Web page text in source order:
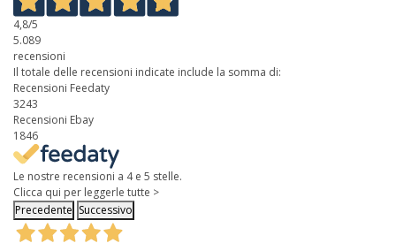
4,8/5
5.089
recensioni
Il totale delle recensioni indicate include la somma di:
Recensioni Feedaty
3243
Recensioni Ebay
1846
Le nostre recensioni a 4 e 5 stelle.
Clicca qui per leggerle tutte >
Precedente Successivo